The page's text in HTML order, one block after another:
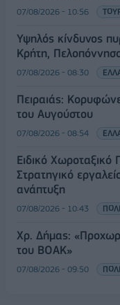
07/08/2026 - 10:56
Υψηλός κίνδυνος
Κρήτη,
07/08/2026 - 08:30
Πειραιάς:
του Αυγούστου
07/08/2026 - 08:54
Ειδικό Χωροταξικό
Στρατηγικό
ανάπτυξη
07/08/2026 - 10:43
Χρ. Δήμας:
του ΒΟΑΚ»
07/08/2026 - 09:50